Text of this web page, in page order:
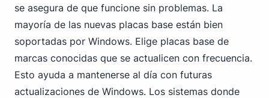
se asegura de que funcione sin problemas. La
mayoría de las nuevas placas base están bien
soportadas por Windows. Elige placas base de
marcas conocidas que se actualicen con frecuencia.
Esto ayuda a mantenerse al día con futuras
actualizaciones de Windows. Los sistemas donde